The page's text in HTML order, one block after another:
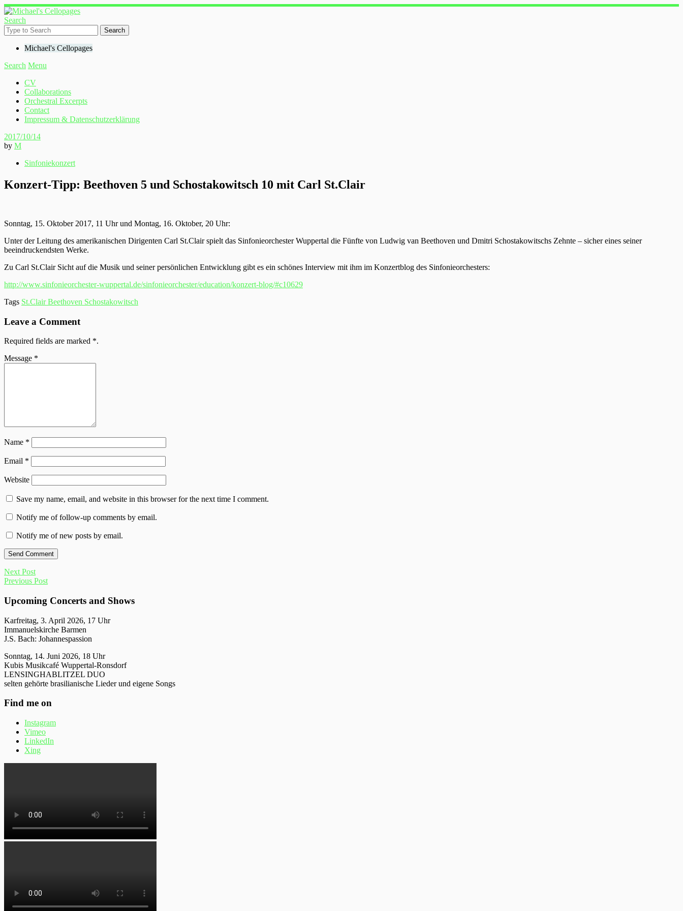
Search
Michael's Cellopages
Search Menu
CV
Collaborations
Orchestral Excerpts
Contact
Impressum & Datenschutzerklärung
2017/10/14
by M
Sinfoniekonzert
Konzert-Tipp: Beethoven 5 und Schostakowitsch 10 mit Carl St.Clair
Sonntag, 15. Oktober 2017, 11 Uhr und Montag, 16. Oktober, 20 Uhr:
Unter der Leitung des amerikanischen Dirigenten Carl St.Clair spielt das Sinfonieorchester Wuppertal die Fünfte von Ludwig van Beethoven und Dmitri Schostakowitschs Zehnte – sicher eines seiner
beeindruckendsten Werke.
Zu Carl St.Clair Sicht auf die Musik und seiner persönlichen Entwicklung gibt es ein schönes Interview mit ihm im Konzertblog des Sinfonieorchesters:
http://www.sinfonieorchester-wuppertal.de/sinfonieorchester/education/konzert-blog/#c10629
Tags St.Clair Beethoven Schostakowitsch
Leave a Comment
Required fields are marked *.
Message *
Name *
Email *
Website
Save my name, email, and website in this browser for the next time I comment.
Notify me of follow-up comments by email.
Notify me of new posts by email.
Next Post
Previous Post
Upcoming Concerts and Shows
Karfreitag, 3. April 2026, 17 Uhr
Immanuelskirche Barmen
J.S. Bach: Johannespassion
Sonntag, 14. Juni 2026, 18 Uhr
Kubis Musikcafé Wuppertal-Ronsdorf
LENSINGHABLITZEL DUO
selten gehörte brasilianische Lieder und eigene Songs
Find me on
Instagram
Vimeo
LinkedIn
Xing